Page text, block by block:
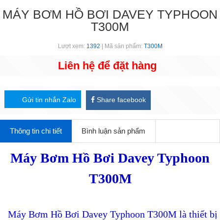
MÁY BƠM HỒ BƠI DAVEY TYPHOON
T300M
Lượt xem: 1392 | Mã sản phẩm: T300M
Liên hệ để đặt hàng
Gửi tin nhắn Zalo Share facebook
Thông tin chi tiết Bình luận sản phẩm
Máy Bơm Hồ Bơi Davey Typhoon
T300M
Máy Bơm Hồ Bơi Davey Typhoon T300M là thiết bị